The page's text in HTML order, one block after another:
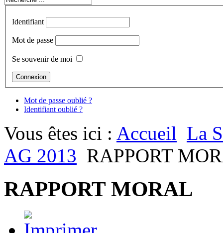
Identifiant
Mot de passe
Se souvenir de moi
Mot de passe oublié ?
Identifiant oublié ?
Vous êtes ici : Accueil La
AG 2013 RAPPORT
RAPPORT MORAL